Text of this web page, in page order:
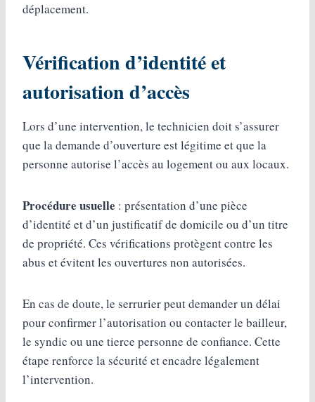
déplacement.
Vérification d’identité et
autorisation d’accès
Lors d’une intervention, le technicien doit s’assurer
que la demande d’ouverture est légitime et que la
personne autorise l’accès au logement ou aux locaux.
Procédure usuelle : présentation d’une pièce
d’identité et d’un justificatif de domicile ou d’un titre
de propriété. Ces vérifications protègent contre les
abus et évitent les ouvertures non autorisées.
En cas de doute, le serrurier peut demander un délai
pour confirmer l’autorisation ou contacter le bailleur,
le syndic ou une tierce personne de confiance. Cette
étape renforce la sécurité et encadre légalement
l’intervention.